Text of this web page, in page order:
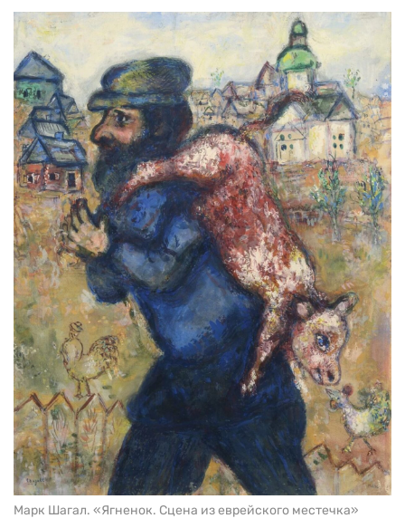
Марк Шагал. «Ягненок. Сцена из еврейского местечка»